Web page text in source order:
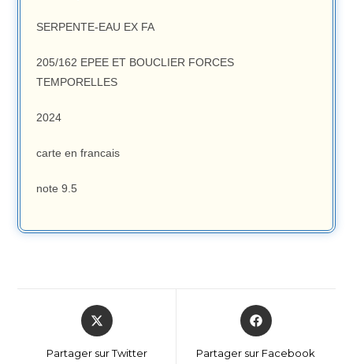
SERPENTE-EAU EX FA
205/162 EPEE ET BOUCLIER FORCES
TEMPORELLES
2024
carte en francais
note 9.5
Partager sur Twitter Partager sur Facebook